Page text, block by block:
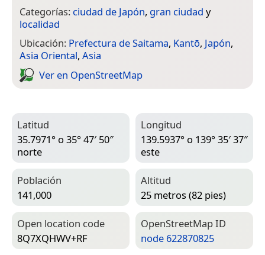
Categorías: ciudad de Japón, gran ciudad y
localidad
Ubicación: Prefectura de Saitama, Kantō, Japón,
Asia Oriental, Asia
Ver en Open­Street­Map
Latitud
35.7971° o 35° 47′ 50″
norte
Longitud
139.5937° o 139° 35′ 37″
este
Población
141,000
Altitud
25 metros (82 pies)
Open location code
8Q7XQHWV+RF
Open­Street­Map ID
node 622870825